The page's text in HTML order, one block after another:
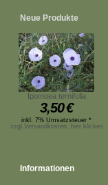
Neue Produkte
Ipomoea ternifolia
3,50€
inkl. 7% Umsatzsteuer *
zzgl.Versandkosten, hier klicken
Informationen